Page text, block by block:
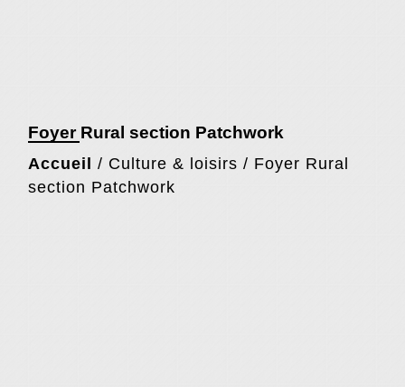
Foyer Rural section Patchwork
Accueil / Culture & loisirs / Foyer Rural
section Patchwork